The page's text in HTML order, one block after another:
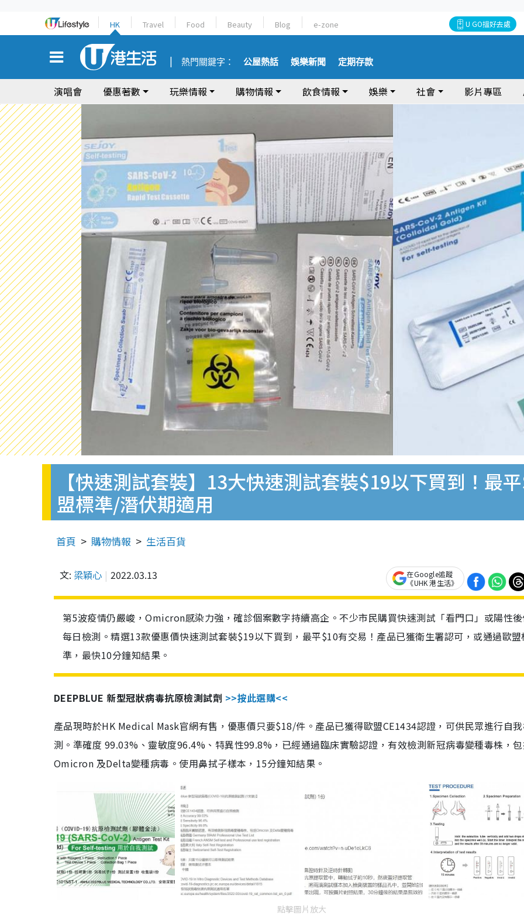
HK Travel Food Beauty Blog e-zone U GO搵好去處
熱門關鍵字： 公屋熱話 娛樂新聞 定期存款
演唱會 優惠著數 玩樂情報 購物情報 飲食情報 娛樂 社會 影片專區
【快速測試套裝】13大快速測試套裝$19以下買到！最
盟標準/潛伏期適用
首頁 購物情報 生活百貨
文: 梁穎心 2022.03.13
在Google追蹤
《UHK 港生活》
第5波疫情仍嚴峻，Omicron感染力強，確診個案數字持續高企。不少市民購買快速測試「看門口」或陽性
每日檢測。精選13款優惠價快速測試套裝$19以下買到，最平$10有交易！產品已獲衛生署認可，或通過歐盟
準，最快10分鐘知結果。
DEEPBLUE 新型冠狀病毒抗原檢測試劑 >>按此選購<<
產品現時於HK Medical Mask官網有售，優惠價只要$18/件。產品已獲得歐盟CE1434認證，可供民眾進行自
測。準確度 99.03%、靈敏度96.4%、特異性99.8%，已經通過臨床實驗認證，有效檢測新冠病毒變種毒株，
Omicron 及Delta變種病毒。使用鼻拭子樣本，15分鐘知結果。
點擊圖片放大